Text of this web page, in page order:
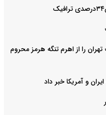
را از اهرم تنگه هرمز محروم
و آمریکا خبر داد